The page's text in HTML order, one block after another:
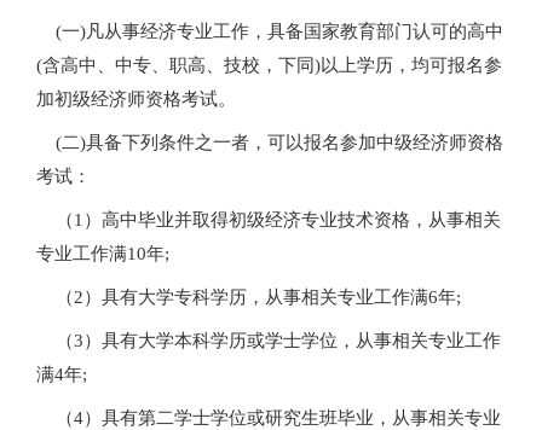
(一)凡从事经济专业工作，具备国家教育部门认可的高中
(含高中、中专、职高、技校，下同)以上学历，均可报名参
加初级经济师资格考试。
(二)具备下列条件之一者，可以报名参加中级经济师资格
考试：
（1）高中毕业并取得初级经济专业技术资格，从事相关
专业工作满10年;
（2）具有大学专科学历，从事相关专业工作满6年;
（3）具有大学本科学历或学士学位，从事相关专业工作
满4年;
（4）具有第二学士学位或研究生班毕业，从事相关专业